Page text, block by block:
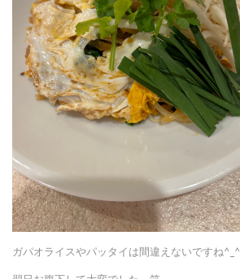
ガパオライスやパッタイは間違えないですね^_^